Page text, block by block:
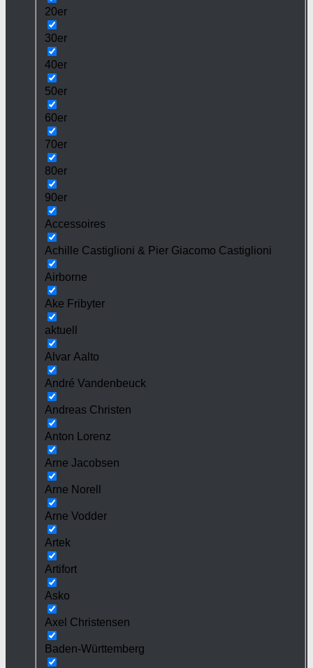
20er
30er
40er
50er
60er
70er
80er
90er
Accessoires
Achille Castiglioni & Pier Giacomo Castiglioni
Airborne
Ake Fribyter
aktuell
Alvar Aalto
André Vandenbeuck
Andreas Christen
Anton Lorenz
Arne Jacobsen
Arne Norell
Arne Vodder
Artek
Artifort
Asko
Axel Christensen
Baden-Württemberg